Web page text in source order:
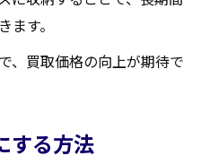
す。
、買取価格の向上が期待で
する方法